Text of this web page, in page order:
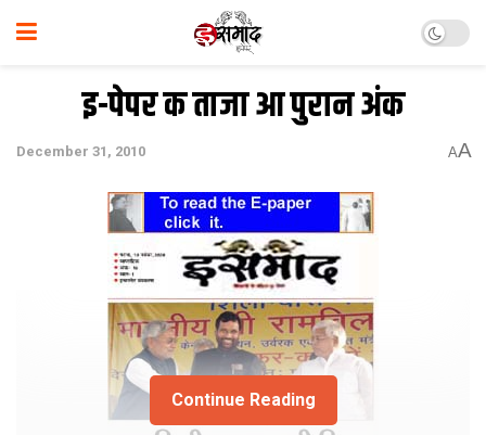
इ-पेपर क ताजा आ पुरान अंक
December 31, 2010 AA
Continue Reading